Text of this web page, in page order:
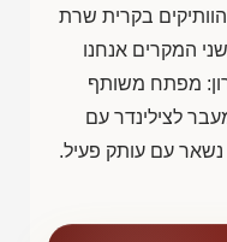
בקרית שרת
המקרים אנחנו
מפתח משותף
לצילינדר עם
עם עותק פעיל.